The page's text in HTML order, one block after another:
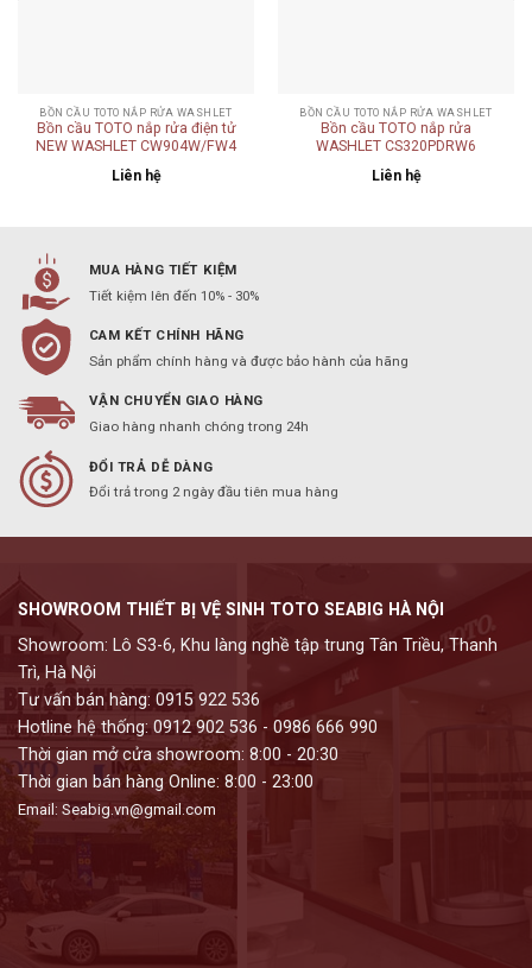
BỒN CẦU TOTO NẮP RỬA WASHLET
Bồn cầu TOTO nắp rửa điện tử
NEW WASHLET CW904W/FW4
Liên hệ
BỒN CẦU TOTO NẮP RỬA WASHLET
Bồn cầu TOTO nắp rửa
WASHLET CS320PDRW6
Liên hệ
MUA HÀNG TIẾT KIỆM
Tiết kiệm lên đến 10% - 30%
CAM KẾT CHÍNH HÃNG
Sản phẩm chính hàng và được bảo hành của hãng
VẬN CHUYỂN GIAO HÀNG
Giao hàng nhanh chóng trong 24h
ĐỔI TRẢ DỄ DÀNG
Đổi trả trong 2 ngày đầu tiên mua hàng
SHOWROOM THIẾT BỊ VỆ SINH TOTO SEABIG HÀ NỘI
Showroom: Lô S3-6, Khu làng nghề tập trung Tân Triều, Thanh
Trì, Hà Nội
Tư vấn bán hàng: 0915 922 536
Hotline hệ thống: 0912 902 536 - 0986 666 990
Thời gian mở cửa showroom: 8:00 - 20:30
Thời gian bán hàng Online: 8:00 - 23:00
Email: Seabig.vn@gmail.com